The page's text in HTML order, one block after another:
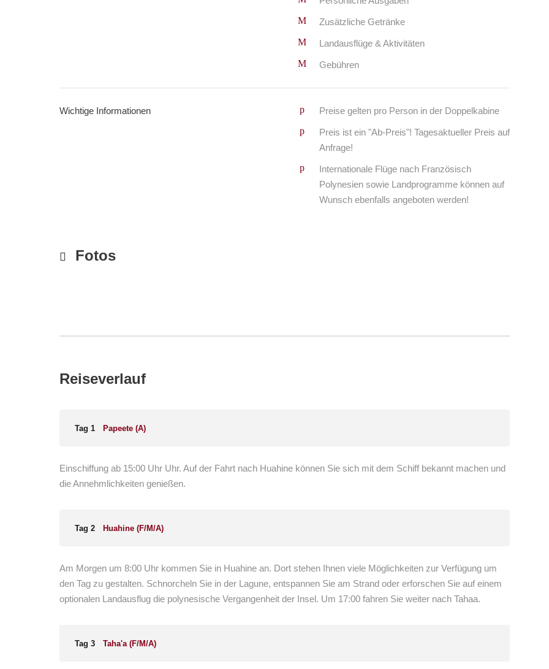
Zusätzliche Getränke
Landausflüge & Aktivitäten
Gebühren
Wichtige Informationen Preise gelten pro Person in der Doppelkabine
Preis ist ein "Ab-Preis"! Tagesaktueller Preis auf
Anfrage!
Internationale Flüge nach Französisch
Polynesien sowie Landprogramme können auf
Wunsch ebenfalls angeboten werden!
Fotos
Reiseverlauf
Tag 1 Papeete (A)
Einschiffung ab 15:00 Uhr Uhr. Auf der Fahrt nach Huahine können Sie sich mit dem Schiff bekannt machen und
die Annehmlichkeiten genießen.
Tag 2 Huahine (F/M/A)
Am Morgen um 8:00 Uhr kommen Sie in Huahine an. Dort stehen Ihnen viele Möglichkeiten zur Verfügung um
den Tag zu gestalten. Schnorcheln Sie in der Lagune, entspannen Sie am Strand oder erforschen Sie auf einem
optionalen Landausflug die polynesische Vergangenheit der Insel. Um 17:00 fahren Sie weiter nach Tahaa.
Tag 3 Taha'a (F/M/A)